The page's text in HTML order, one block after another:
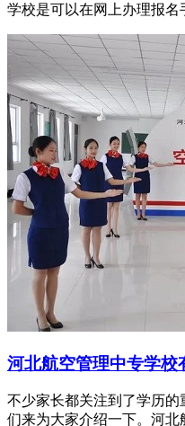
学校是可以在网上办理报名
河北航空管理中专学校
不少家长都关注到了学历
们来为大家介绍一下。河